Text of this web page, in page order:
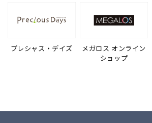
プレシャス・デイズ
メガロス オンライン
ショップ